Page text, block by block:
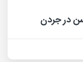
در جردن